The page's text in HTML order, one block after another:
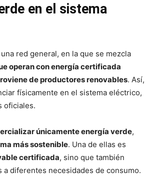
en el sistema
red general, en la que se mezcla
operan con energía certificada
de productores renovables. Así,
físicamente en el sistema eléctrico,
oficiales.
únicamente energía verde,
más sostenible. Una de ellas es
certificada, sino que también
a diferentes necesidades de consumo.